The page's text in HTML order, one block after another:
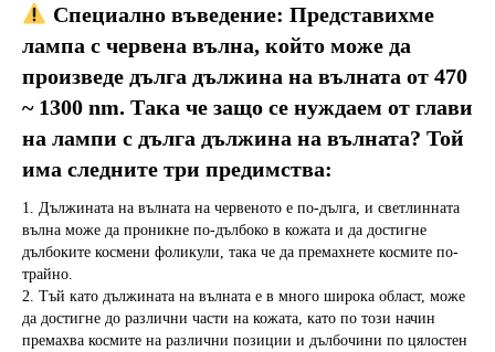
Специално въведение: Представихме
лампа с червена вълна, който може да
произведе дълга дължина на вълната от 470
~ 1300 nm. Така че защо се нуждаем от глави
на лампи с дълга дължина на вълната? Той
има следните три предимства:
1. Дължината на вълната на червеното е по-дълга, и светлинната
вълна може да проникне по-дълбоко в кожата и да достигне
дълбоките космени фоликули, така че да премахнете космите по-
трайно.
2. Тъй като дължината на вълната е в много широка област, може
да достигне до различни части на кожата, като по този начин
премахва космите на различни позиции и дълбочини по цялостен